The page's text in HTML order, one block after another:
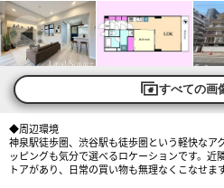
すべての画
◆周辺環境
神泉駅徒歩圏、渋谷駅も徒歩圏という軽快なア
ッピングも気分で選べるロケーションです。近
トアがあり、日常の買い物も無理なくこなせます